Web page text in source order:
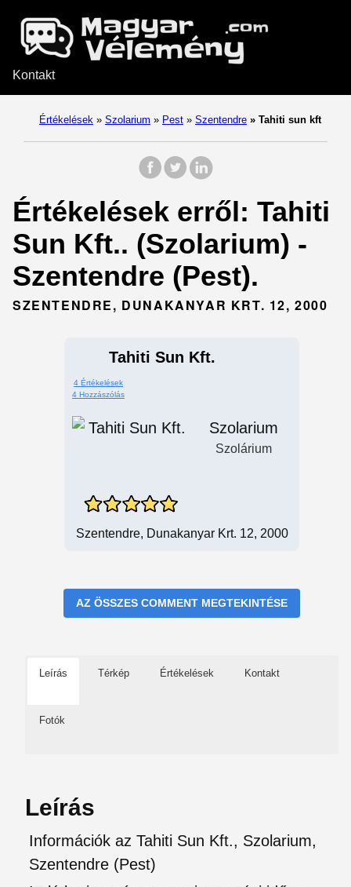
Kontakt
Értékelések » Szolarium » Pest » Szentendre » Tahiti sun kft
Értékelések erről: Tahiti
Sun Kft.. (Szolarium) -
Szentendre (Pest).
SZENTENDRE, DUNAKANYAR KRT. 12, 2000
Tahiti Sun Kft.
4 Értékelések
4 Hozzászólás
Szolarium
Szolárium
Szentendre, Dunakanyar Krt. 12, 2000
AZ ÖSSZES COMMENT MEGTEKINTÉSE
Leírás Térkép Értékelések Kontakt
Fotók
Leírás
Információk az Tahiti Sun Kft., Szolarium,
Szentendre (Pest)